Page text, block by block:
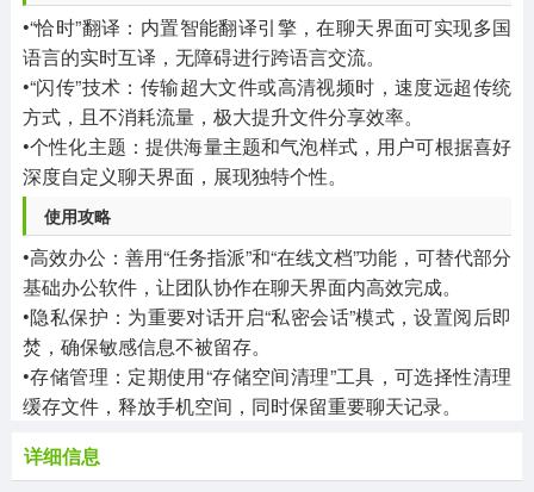
•“恰时”翻译：内置智能翻译引擎，在聊天界面可实现多国
语言的实时互译，无障碍进行跨语言交流。
•“闪传”技术：传输超大文件或高清视频时，速度远超传统
方式，且不消耗流量，极大提升文件分享效率。
•个性化主题：提供海量主题和气泡样式，用户可根据喜好
深度自定义聊天界面，展现独特个性。
使用攻略
•高效办公：善用“任务指派”和“在线文档”功能，可替代部分
基础办公软件，让团队协作在聊天界面内高效完成。
•隐私保护：为重要对话开启“私密会话”模式，设置阅后即
焚，确保敏感信息不被留存。
•存储管理：定期使用“存储空间清理”工具，可选择性清理
缓存文件，释放手机空间，同时保留重要聊天记录。
详细信息